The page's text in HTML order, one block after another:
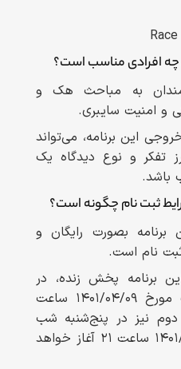
چه افرادی مناسب است؟
به مباحث هک و
و امنیت سایبری.
این برنامه،‌ می‌تواند
تفکر و نوع دیدگاه یک
باشد.
ثبت نام چگونه است؟
بصورت رایگان و
نام است.
برنامه پخش زنده، در
پنج‌شنبه شب مورخ ۱۴۰۱/۰۴/۰۹ ساعت
دوم نیز در پنج‌شنبه شب
مورخ ۱۴۰۱/۰۴/۲۳ ساعت ۲۱ آغاز خواهد